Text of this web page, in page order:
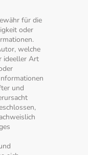
für die
oder
welche
ideeller Art
und